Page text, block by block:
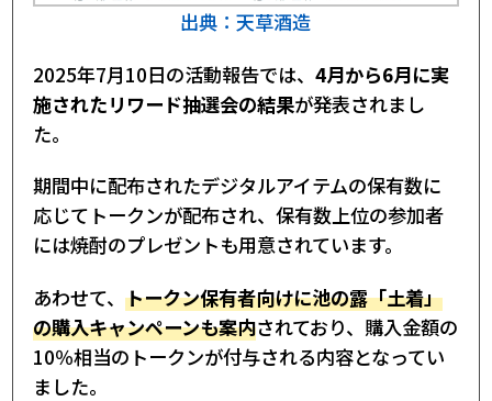
出典：天草酒造
2025年7月10日の活動報告では、 4月から6月に実
施されたリワード抽選会の結果が発表されまし
た。
期間中に配布されたデジタルアイテムの保有数に
応じてトークンが配布され、保有数上位の参加者
には焼酎のプレゼントも用意されています。
あわせて、 トークン保有者向けに池の露「土着」
の購入キャンペーンも案内されており、購入金額の
10％相当のトークンが付与される内容となってい
ました。